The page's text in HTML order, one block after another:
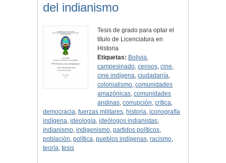
del indianismo
Tesis de grado para optar el
título de Licenciatura en
Historia
Etiquetas: Bolivia,
campesinado,censos,cine,
cine indígena,ciudadanía,
colonialismo,comunidades
amazónicas,comunidades
andinas,corrupción,crítica,
democracia, fuerzas militares, historia, iconografía
indígena, ideología, ideólogos indianistas,
indianismo, indigenismo, partidos políticos,
población, política, pueblos indígenas, racismo,
teoría, tesis